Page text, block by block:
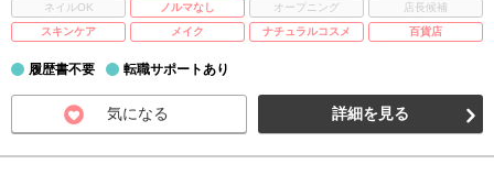
ネイルOK
ノルマなし オープニング
店長候補
スキンケア
メイク ナチュラルコスメ 百貨店
履歴書不要 転職サポートあり
気になる 詳細を見る